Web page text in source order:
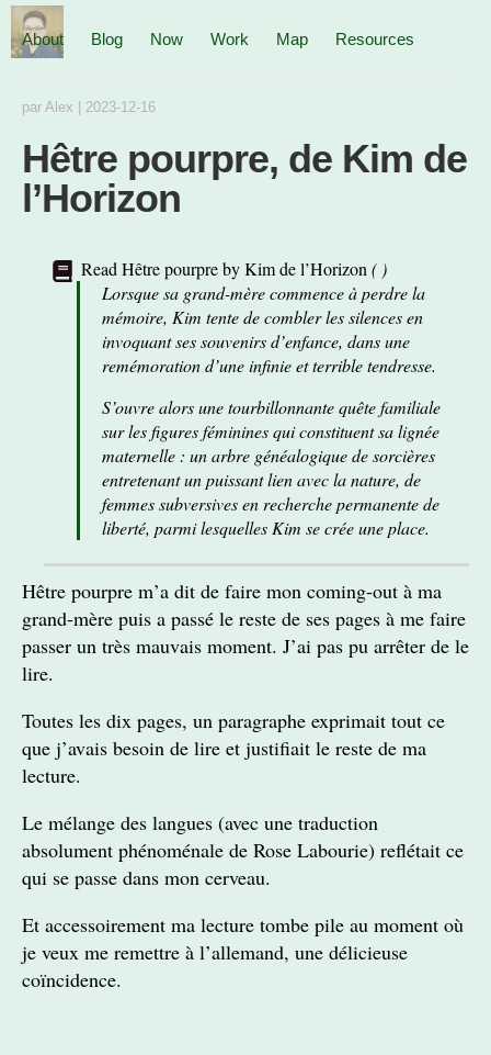
About Blog Now Work Map Resources
par Alex 2023-12-16
Hêtre pourpre, de Kim de
l’Horizon
Read Hêtre pourprebyKim de l’Horizon ( )
Lorsque sa grand-mère commence à perdre la
mémoire, Kim tente de combler les silences en
invoquant ses souvenirs d’enfance, dans une
remémoration d’une infinie et terrible tendresse.
S’ouvre alors une tourbillonnante quête familiale
sur les figures féminines qui constituent sa lignée
maternelle : un arbre généalogique de sorcières
entretenant un puissant lien avec la nature, de
femmes subversives en recherche permanente de
liberté, parmi lesquelles Kim se crée une place.
Hêtre pourpre m’a dit de faire mon coming-out à ma
grand-mère puis a passé le reste de ses pages à me faire
passer un très mauvais moment. J’ai pas pu arrêter de le
lire.
Toutes les dix pages, un paragraphe exprimait tout ce
que j’avais besoin de lire et justifiait le reste de ma
lecture.
Le mélange des langues (avec une traduction
absolument phénoménale de Rose Labourie) reflétait ce
qui se passe dans mon cerveau.
Et accessoirement ma lecture tombe pile au moment où
je veux me remettre à l’allemand, une délicieuse
coïncidence.